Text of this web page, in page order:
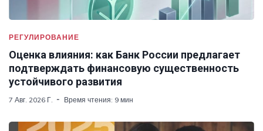
РЕГУЛИРОВАНИЕ
Оценка влияния: как Банк России предлагает
подтверждать финансовую существенность
устойчивого развития
7 Авг. 2026 Г. Время чтения: 9 мин